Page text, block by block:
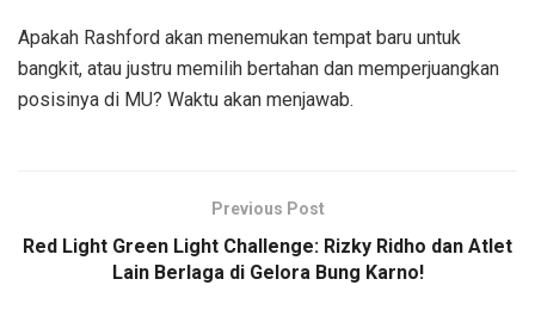
Apakah Rashford akan menemukan tempat baru untuk
bangkit, atau justru memilih bertahan dan memperjuangkan
posisinya di MU? Waktu akan menjawab.
Previous Post
Red Light Green Light Challenge: Rizky Ridho dan Atlet
Lain Berlaga di Gelora Bung Karno!